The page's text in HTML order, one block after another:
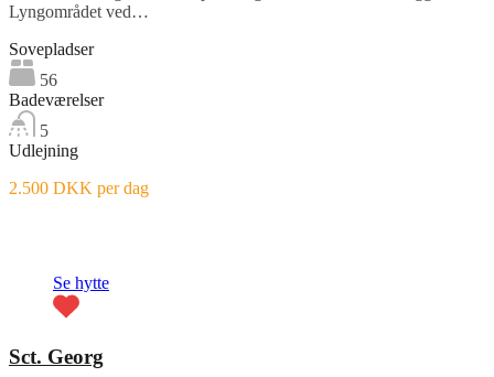
Lyngområdet ved…
Sovepladser
56
Badeværelser
5
Udlejning
2.500 DKK per dag
Se hytte
Sct. Georg